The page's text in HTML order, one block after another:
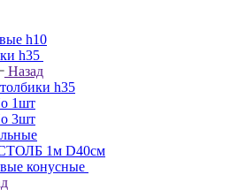
h10
h35
Назад
h35
1шт
3шт
1м D40см
конусные